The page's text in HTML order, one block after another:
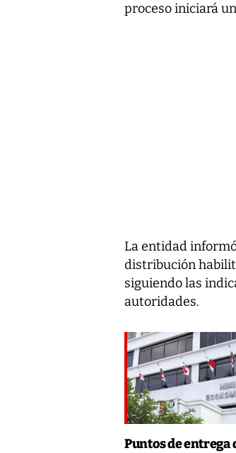
proceso iniciará
La entidad
distribución
siguiendo las
autoridades.
Puntos de entrega